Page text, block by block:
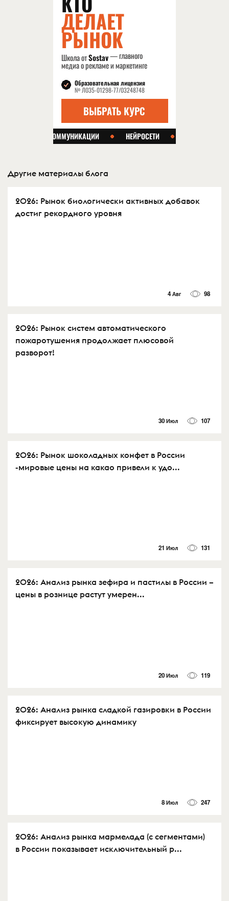
Другие материалы блога
2026: Рынок биологически активных добавок
достиг рекордного уровня
4 Авг 98
2026: Рынок систем автоматического
пожаротушения продолжает плюсовой
разворот!
30 Июл 107
2026: Рынок шоколадных конфет в России
-мировые цены на какао привели к удо...
21 Июл 131
2026: Анализ рынка зефира и пастилы в России –
цены в рознице растут умерен...
20 Июл 119
2026: Анализ рынка сладкой газировки в России
фиксирует высокую динамику
8 Июл 247
2026: Анализ рынка мармелада (с сегментами)
в России показывает исключительный р...